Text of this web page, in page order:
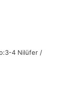
4 Nilüfer /